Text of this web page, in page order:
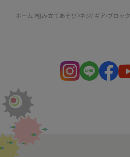
ホーム 組み立てあそび ネジ/ ギア/ブロック